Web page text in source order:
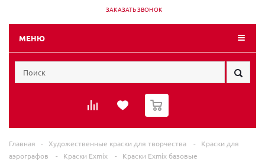
ЗАКАЗАТЬ ЗВОНОК
МЕНЮ
0
Главная - Художественные краски для творчества -
Краски для
аэрографов
- Краски Exmix - Краски Exmix базовые